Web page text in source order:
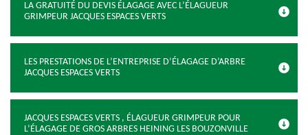
LA GRATUITÉ DU DEVIS ÉLAGAGE AVEC L’ÉLAGUEUR
GRIMPEUR JACQUES ESPACES VERTS
LES PRESTATIONS DE L’ENTREPRISE D’ÉLAGAGE D’ARBRE
JACQUES ESPACES VERTS
JACQUES ESPACES VERTS , ÉLAGUEUR GRIMPEUR POUR
L’ÉLAGAGE DE GROS ARBRES HEINING LES BOUZONVILLE